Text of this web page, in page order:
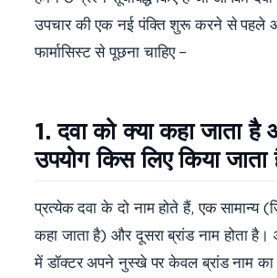
उपचार की एक नई पंक्ति शुरू करने से पहले
फार्मासिस्ट से पूछना चाहिए –
1. दवा को क्या कहा जाता
उपयोग किस लिए किया जाता
प्रत्येक दवा के दो नाम होते हैं, एक सामान्य
कहा जाता है) और दूसरा ब्रांड नाम होता है।
में डॉक्टर अपने नुस्खे पर केवल ब्रांड नाम